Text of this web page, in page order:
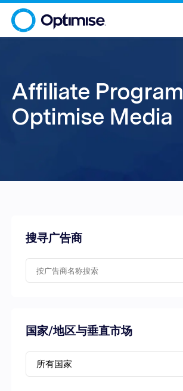
Affiliate Program |
Optimise Media
搜寻广告商
国家/地区与垂直市场